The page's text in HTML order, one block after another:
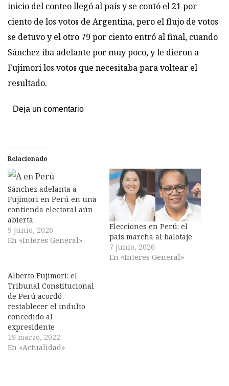
inicio del conteo llegó al país y se contó el 21 por
ciento de los votos de Argentina, pero el flujo de votos
se detuvo y el otro 79 por ciento entró al final, cuando
Sánchez iba adelante por muy poco, y le dieron a
Fujimori los votos que necesitaba para voltear el
resultado.
Deja un comentario
Relacionado
Sánchez adelanta a
Fujimori en Perú en una
contienda electoral aún
abierta
9 junio, 2026
En «Interes General»
Elecciones en Perú: el
país marcha al balotaje
7 junio, 2026
En «Interes General»
Alberto Fujimori: el
Tribunal Constitucional
de Perú acordó
restablecer el indulto
concedido al
expresidente
19 marzo, 2022
En «Actualidad»